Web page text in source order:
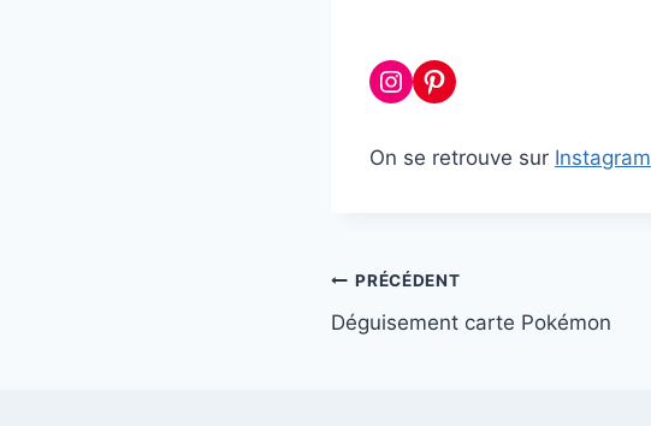
Instagram Pinterest
On se retrouve sur Instagram
Navigation
de
PRÉCÉDENT
Déguisement carte Pokémon